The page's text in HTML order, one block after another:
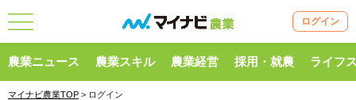
ログイン
農業ニュース 農業スキル 農業経営 採用・就農 ライフ
マイナビ農業TOP > ログイン